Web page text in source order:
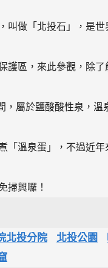
叫做「北投石」，是
護區，來此參觀，除
屬於鹽酸酸性泉，溫
「溫泉蛋」，不過近
掃興囉！
北投分院 北投公園